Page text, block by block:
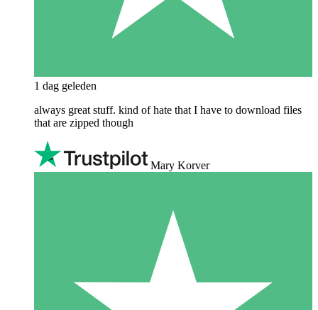
1 dag geleden
always great stuff. kind of hate that I have to download files
that are zipped though
Mary Korver